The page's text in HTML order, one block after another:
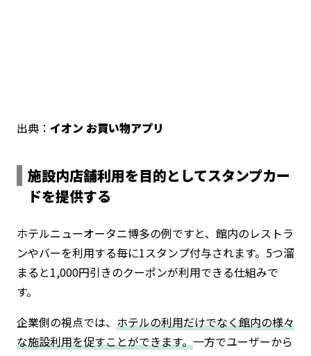
出典： イオン お買い物アプリ
施設内店舗利用を目的としてスタンプカー
ドを提供する
ホテルニューオータニ博多の例ですと、館内のレストラ
ンやバーを利用する毎に1スタンプ付与されます。5つ溜
まると1,000円引きのクーポンが利用できる仕組みで
す。
企業側の視点では、 ホテルの利用だけでなく館内の様々
な施設利用を促すことができます。一方でユーザーから